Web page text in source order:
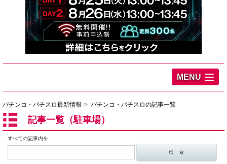
MENU
パチンコ・パチスロ最新情報 パチンコ・パチスロの記事一覧
記事一覧（駐車場）
すべての記事内を